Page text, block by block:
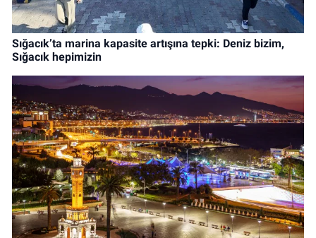
Sığacık’ta marina kapasite artışına tepki: Deniz bizim,
Sığacık hepimizin